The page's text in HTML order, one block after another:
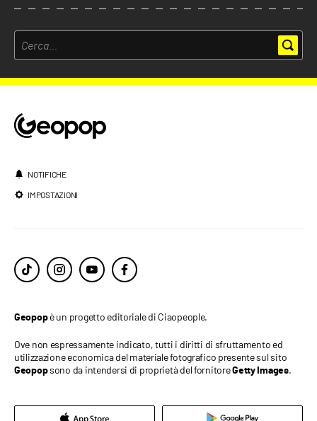
NOTIFICHE
IMPOSTAZIONI
Geopopè un progetto editoriale di Ciaopeople.
Ove non espressamente indicato, tutti i diritti di sfruttamento ed
utilizzazione economica del materiale fotografico presente sul sito
Geopopsono da intendersi di proprietà del fornitoreGetty Images.